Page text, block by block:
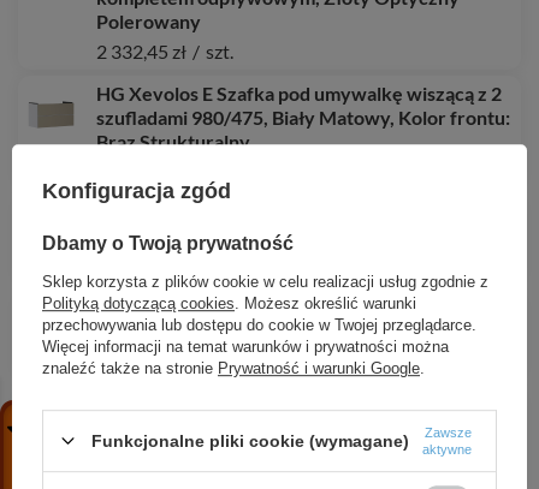
Polerowany
2 332,45 zł / szt.
HG Xevolos E Szafka pod umywalkę wiszącą z 2
szufladami 980/475, Biały Matowy, Kolor frontu:
Brąz Strukturalny
do zębów, Złoty Optyczny Polerowany
HG Focus M42 Jednouchwytowa bateria
kuchenna 220, 1jet, Stal Szlachetna Finish
1 335,41 zł / szt.
AX Citterio C Jednouchwytowa bateria
umywalkowa 125 CoolStart z kompletem
odpływowym z cięgłem, szlif kwadratowy, Chrom
Konfiguracja zgód
Dbamy o Twoją prywatność
Sklep korzysta z plików cookie w celu realizacji usług zgodnie z
Polityką dotyczącą cookies . Możesz określić warunki
przechowywania lub dostępu do cookie w Twojej przeglądarce.
Więcej informacji na temat warunków i prywatności można
znaleźć także na stronie Prywatność i warunki Google
Funkcjonalne pliki cookie (wymagane)
Zawsze
aktywne